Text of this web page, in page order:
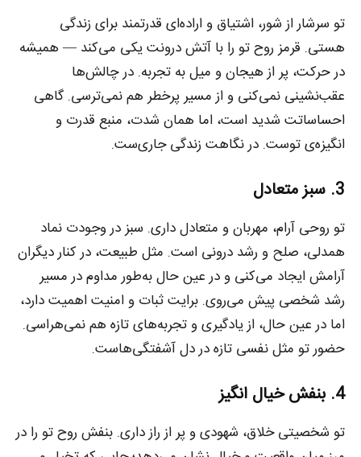
تو سرشار از شور، اشتیاق و اراده‌ای قدرتمند برای زندگی
هستی. قرمز روح تو را با آتش درونت یکی می‌کند — همیشه
در حرکت، پر از هیجان و میل به تجربه. در چالش‌ها
عقب‌نشینی نمی‌کنی و از مسیر پرخطر هم نمی‌ترسی. گاهی
احساساتت شدید است، اما همان شدت، منبع قدرت و
انگیزه‌ی توست. در نگاهت زندگی جاری‌ست.
3. سبز متعادل
تو روحی آرام، مهربان و متعادل داری. سبز در وجودت نماد
همدلی، صلح و رشد درونی است. مثل طبیعت، در کنار دیگران
آرامش ایجاد می‌کنی و در عین حال به‌طور مداوم در مسیر
رشد شخصی پیش می‌روی. برایت ثبات و امنیت اهمیت دارد،
اما در عین حال، از یادگیری و تجربه‌های تازه هم نمی‌هراسی.
حضور تو مثل نفسی تازه در دل آشفتگی‌هاست.
4. بنفش خیال‌ انگیز
تو شخصیتی خلاق، شهودی و پر از راز داری. بنفش روح تو را در